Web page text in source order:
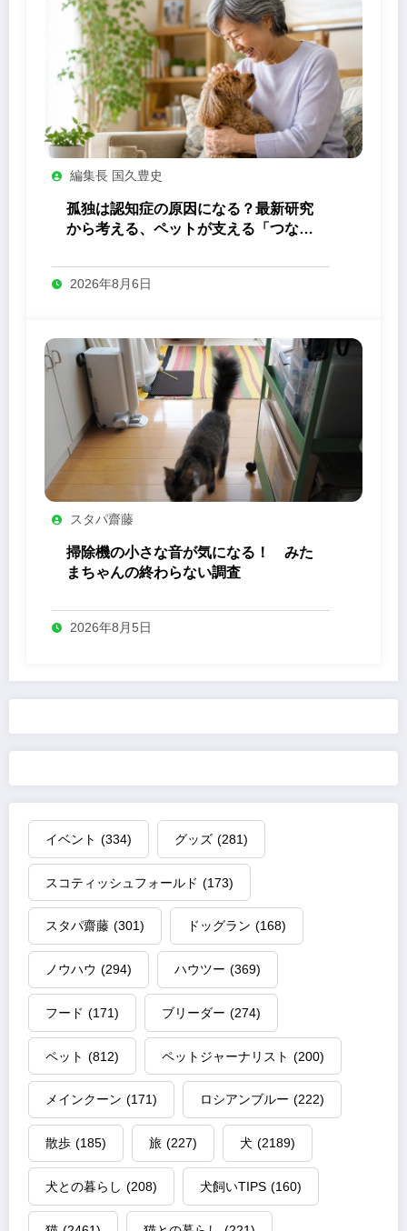
編集長 国久豊史
孤独は認知症の原因になる？最新研究
から考える、ペットが支える「つなが
2026年8月6日
スタパ齋藤
掃除機の小さな音が気になる！ みた
まちゃんの終わらない調査
2026年8月5日
イベント (334) グッズ (281)
スコティッシュフォールド (173)
スタパ齋藤 (301) ドッグラン (168)
ノウハウ (294) ハウツー (369)
フード (171) ブリーダー (274)
ペット (812) ペットジャーナリスト (200)
メインクーン (171) ロシアンブルー (222)
散歩 (185) 旅 (227) 犬 (2189)
犬との暮らし (208) 犬飼いTIPS (160)